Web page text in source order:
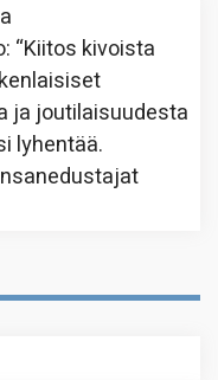
: “Kiitos kivoista
ja joutilaisuudesta
lyhentää.